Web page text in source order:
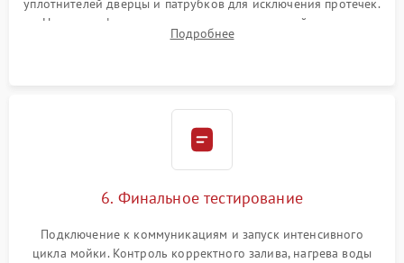
уплотнителей дверцы и патрубков для исключения протечек.
Надежная фиксация хомутов гидравлической системы,
сборка корпуса и установка датчика поплавка.
Подробнее
6. Финальное тестирование
Подключение к коммуникациям и запуск интенсивного
цикла мойки. Контроль корректного залива, нагрева воды